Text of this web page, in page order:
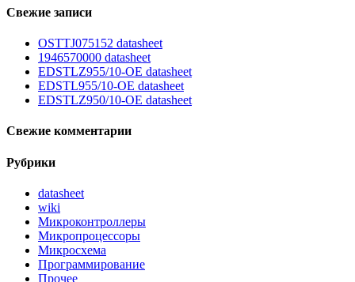
Свежие записи
OSTTJ075152 datasheet
1946570000 datasheet
EDSTLZ955/10-OE datasheet
EDSTL955/10-OE datasheet
EDSTLZ950/10-OE datasheet
Свежие комментарии
Рубрики
datasheet
wiki
Микроконтроллеры
Микропроцессоры
Микросхема
Программирование
Прочее